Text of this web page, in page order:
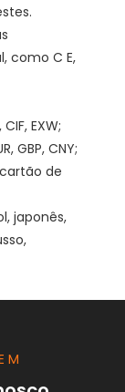
como C E,
EXW;
GBP, CNY;
de
japonês,